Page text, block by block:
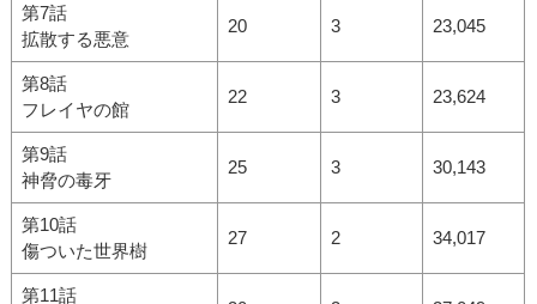
第7話
拡散する悪意
20 3 23,045
第8話
フレイヤの館
22 3 23,624
第9話
神脅の毒牙
25 3 30,143
第10話
傷ついた世界樹
27 2 34,017
第11話